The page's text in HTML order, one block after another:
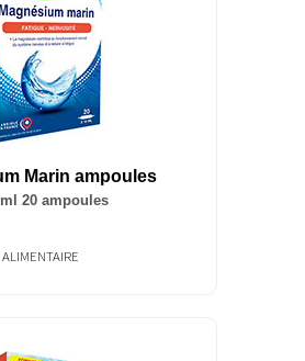
Marin ampoules
20 ampoules
ALIMENTAIRE